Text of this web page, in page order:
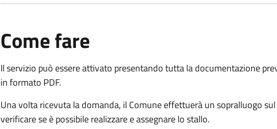
Come fare
Il servizio può essere attivato presentando tutta la documentazione
in formato PDF.
Una volta ricevuta la domanda, il Comune effettuerà un sopralluogo
verificare se è possibile realizzare e assegnare lo stallo.